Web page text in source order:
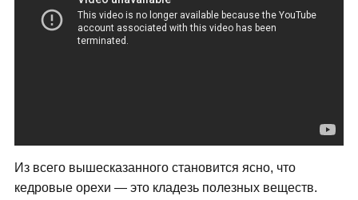
Из всего вышесказанного становится ясно, что
кедровые орехи — это кладезь полезных веществ.